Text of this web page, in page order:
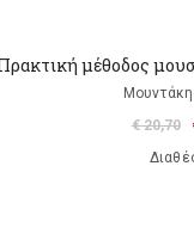
μέθοδος
€ 20,70